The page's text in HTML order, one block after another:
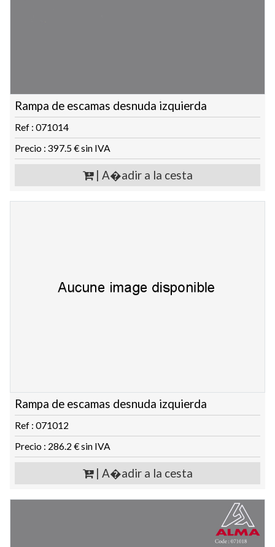
Rampa de escamas desnuda izquierda
Ref : 071014
Precio : 397.5 € sin IVA
| A�adir a la cesta
Rampa de escamas desnuda izquierda
Ref : 071012
Precio : 286.2 € sin IVA
| A�adir a la cesta